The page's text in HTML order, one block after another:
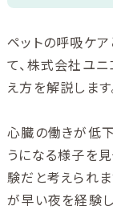
ペットの呼吸ケ
て、株式会社ユ
え方を解説します
心臓の働きが低
うになる様子を
験だと考えられ
が早い夜を経験